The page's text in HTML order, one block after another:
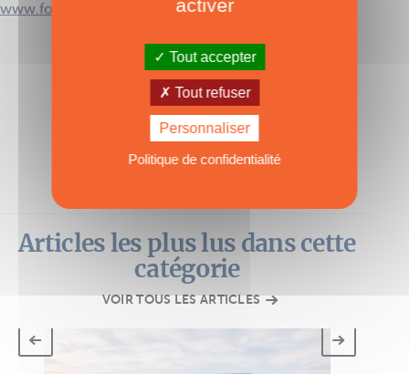
www.fourwinns.com
TH36,Four Winns,Multipower
Articles les plus lus dans cette
catégorie
VOIR TOUS LES ARTICLES
activer
Tout accepter
Tout refuser
Personnaliser
Politique de confidentialité